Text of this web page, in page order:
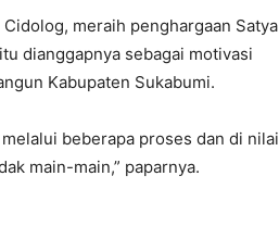
meraih penghargaan Satya
dianggapnya sebagai motivasi
Kabupaten Sukabumi.
beberapa proses dan di nilai
main-main,” paparnya.